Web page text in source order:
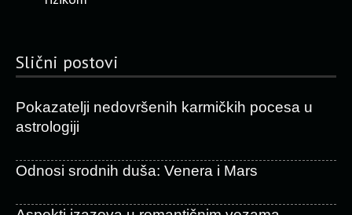
Slični postovi
Pokazatelji nedovršenih karmičkih pocesa u
astrologiji
Odnosi srodnih duša: Venera i Mars